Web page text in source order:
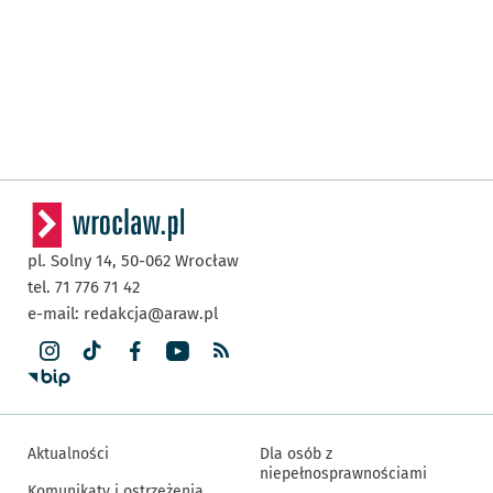
pl. Solny 14, 50-062 Wrocław
tel. 71 776 71 42
e-mail: redakcja@araw.pl
Aktualności
Dla osób z
niepełnosprawnościami